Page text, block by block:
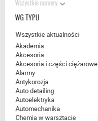
Wszystkie numery
WG TYPU
Wszystkie aktualności
Akademia
Akcesoria
Akcesoria i części ciężarowe
Alarmy
Antykorozja
Auto detailing
Autoelektryka
Automechanika
Chemia w warsztacie